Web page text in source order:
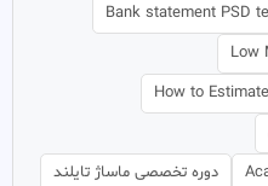
Bank statement PSD
Low
How to
دوره تخصصی ماساژ تایلند